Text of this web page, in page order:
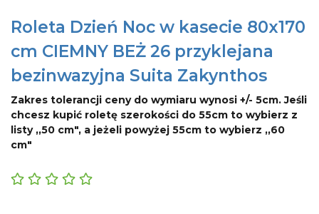
Roleta Dzień Noc w kasecie 80x170
cm CIEMNY BEŻ 26 przyklejana
bezinwazyjna Suita Zakynthos
Zakres tolerancji ceny do wymiaru wynosi +/- 5cm. Jeśli
chcesz kupić roletę szerokości do 55cm to wybierz z
listy ,,50 cm", a jeżeli powyżej 55cm to wybierz ,,60
cm"